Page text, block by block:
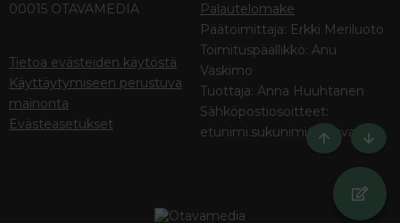
00015 OTAVAMEDIA
Tietoa evästeiden käytöstä
Käyttäytymiseen perustuva
mainonta
Evästeasetukset
Palautelomake
Päätoimittaja: Erkki Meriluoto
Toimituspäällikkö: Anu
Vaskimo
Tuottaja: Anna Huuhtanen
Sähköpostiosoitteet:
etunimi.sukunimi@otava.fi
Ylös